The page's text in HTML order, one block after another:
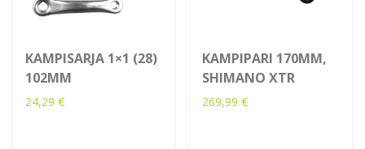
KAMPISARJA 1×1 (28)
102MM
24,29 €
KAMPIPARI 170MM,
SHIMANO XTR
269,99€